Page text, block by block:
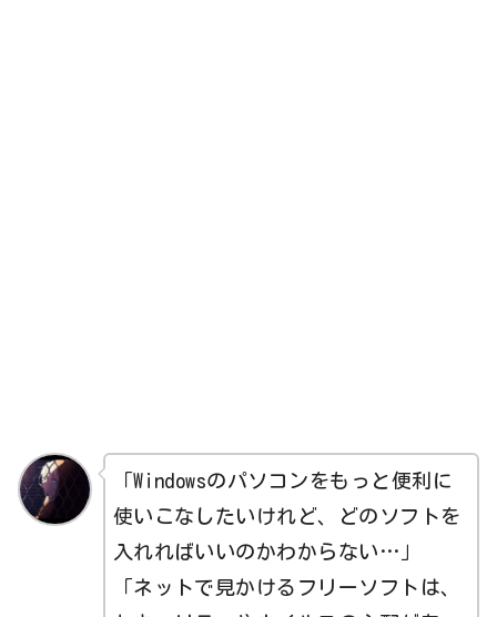
「Windowsのパソコンをもっと便利に
使いこなしたいけれど、どのソフトを
入れればいいのかわからない…」
「ネットで見かけるフリーソフトは、